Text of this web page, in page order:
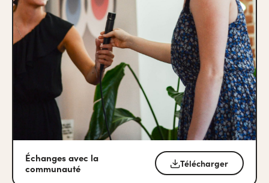
Échanges avec la
communauté
Télécharger